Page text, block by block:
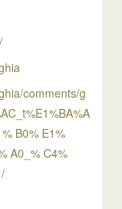
comments/g
B0% E1%
A0_% C4%